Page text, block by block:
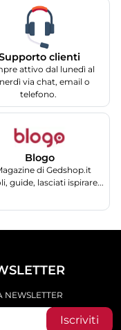
clienti
attivo dal lunedì al
via chat, email o
telefono.
Blogo
di Gedshop.it
guide, lasciati ispirare...
NEWSLETTER
Iscriviti